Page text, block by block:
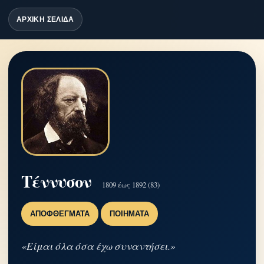
ΑΡΧΙΚΗ ΣΕΛΙΔΑ
Τέννυσον 1809 έως 1892 (83)
ΑΠΟΦΘΈΓΜΑΤΑ ΠΟΙΉΜΑΤΑ
«Είμαι όλα όσα έχω συναντήσει.»